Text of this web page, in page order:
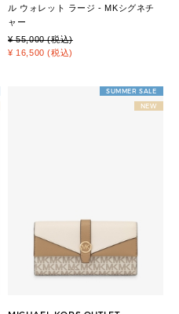
ル ウォレット ラージ - MKシグネチ
ャー
¥ 55,000 (税込)
¥ 16,500 (税込)
SUMMER SALE
NEW